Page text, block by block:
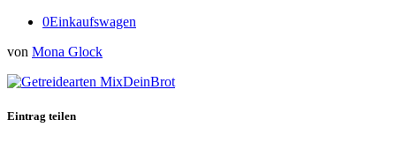
0Einkaufswagen
von Mona Glock
Eintrag teilen